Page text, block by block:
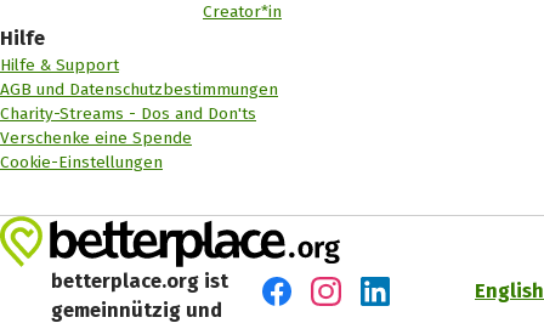
Creator*in
Hilfe
Hilfe & Support
AGB und Datenschutzbestimmungen
Charity-Streams - Dos and Don'ts
Verschenke eine Spende
Cookie-Einstellungen
betterplace.org ist
gemeinnützig und
English